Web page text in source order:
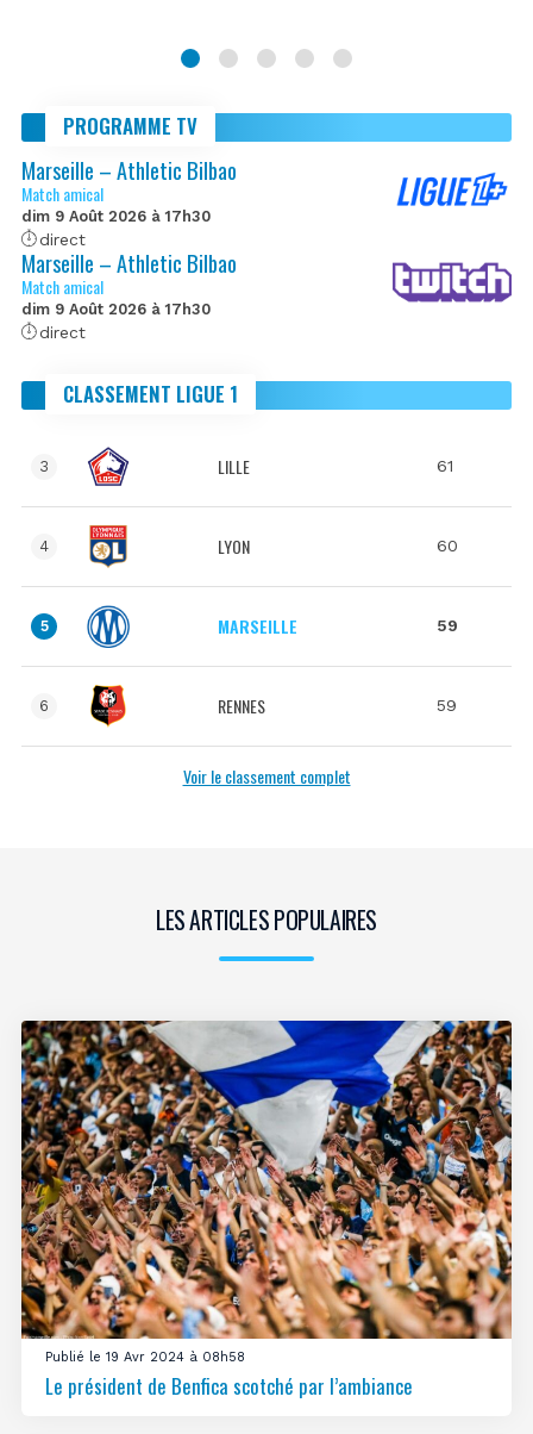
PROGRAMME TV
Marseille – Athletic Bilbao
Match amical
dim 9 Août 2026 à 17h30
direct
Marseille – Athletic Bilbao
Match amical
dim 9 Août 2026 à 17h30
direct
CLASSEMENT LIGUE 1
3 LILLE 61
4 LYON 60
5 MARSEILLE 59
6 RENNES 59
Voir le classement complet
LES ARTICLES POPULAIRES
Publié le 19 Avr 2024 à 08h58
Le président de Benfica scotché par l’ambiance